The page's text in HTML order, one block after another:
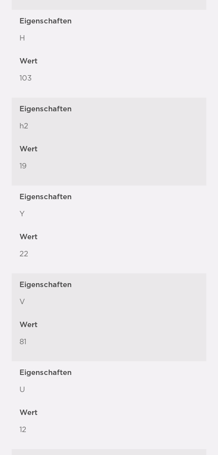
Eigenschaften
H
Wert
103
Eigenschaften
h2
Wert
19
Eigenschaften
Y
Wert
22
Eigenschaften
V
Wert
81
Eigenschaften
U
Wert
12